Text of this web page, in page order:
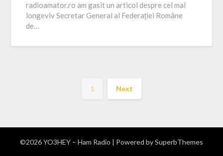
radioamator.ro am gasit un articol despre cel mai
longeviv Secretar General al Federației Române
de…
1 Next
©2026 YO3HEY – Ham Radio | Powered bySuperbThemes